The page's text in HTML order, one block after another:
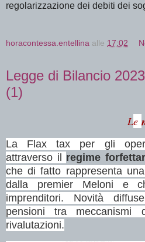
regolarizzazione dei debiti dei
horacontessa.entellina alle 17:02
Legge di Bilancio
(1)
Le
La Flax tax per gli
attraverso il regime
che di fatto rappresenta
dalla premier Meloni e
imprenditori. Novità
pensioni tra meccanismi
rivalutazioni.